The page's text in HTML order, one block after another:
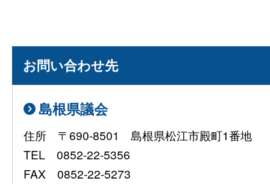
お問い合わせ先
島根県議会
住所 〒690-8501 島根県松江市殿町1番地
TEL 0852-22-5356
FAX 0852-22-5273